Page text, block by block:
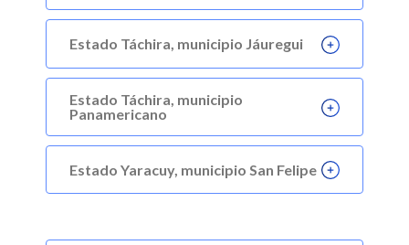
Estado Táchira, municipio Jáuregui
Estado Táchira, municipio
Panamericano
Estado Yaracuy, municipio San Felipe